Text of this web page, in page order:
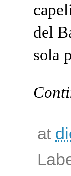
del
sola
at